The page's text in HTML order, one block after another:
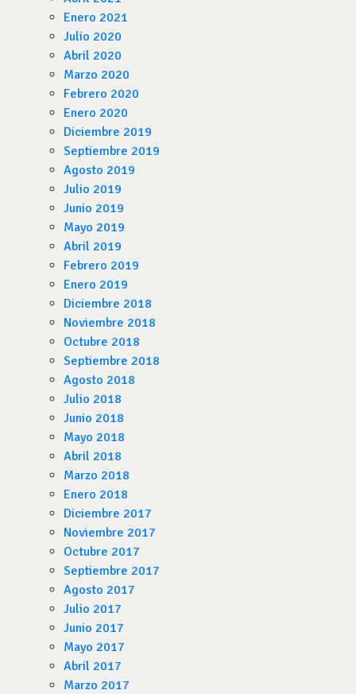
Enero 2021
Julio 2020
Abril 2020
Marzo 2020
Febrero 2020
Enero 2020
Diciembre 2019
Septiembre 2019
Agosto 2019
Julio 2019
Junio 2019
Mayo 2019
Abril 2019
Febrero 2019
Enero 2019
Diciembre 2018
Noviembre 2018
Octubre 2018
Septiembre 2018
Agosto 2018
Julio 2018
Junio 2018
Mayo 2018
Abril 2018
Marzo 2018
Enero 2018
Diciembre 2017
Noviembre 2017
Octubre 2017
Septiembre 2017
Agosto 2017
Julio 2017
Junio 2017
Mayo 2017
Abril 2017
Marzo 2017